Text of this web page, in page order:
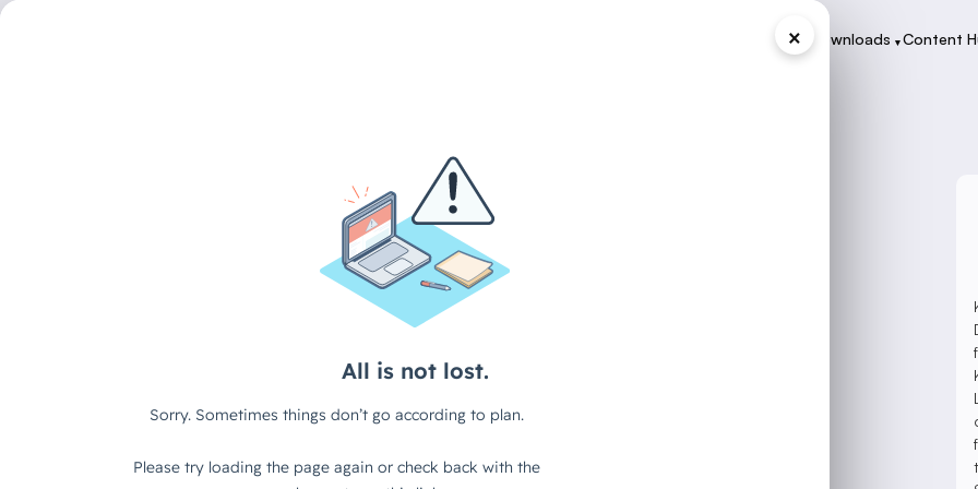
Case Studies Downloads ▾Content
×
MASTERCLASS
Prompt & Protect: Cybersicherheit in
Zeiten von GenAI